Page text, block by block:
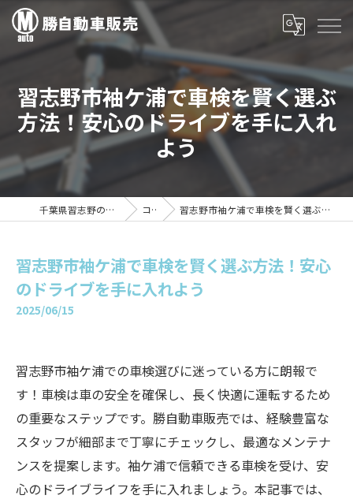
習志野市袖ケ浦で車検を賢く選ぶ
方法！安心のドライブを手に入れ
よう
千葉県習志野の車検は勝自動車販売 コラム 習志野市袖ケ浦で車検を賢く選ぶ方法！安心のドライブを手に入れよう
習志野市袖ケ浦で車検を賢く選ぶ方法！安心
のドライブを手に入れよう
2025/06/15
習志野市袖ケ浦での車検選びに迷っている方に朗報で
す！車検は車の安全を確保し、長く快適に運転するため
の重要なステップです。勝自動車販売では、経験豊富な
スタッフが細部まで丁寧にチェックし、最適なメンテナ
ンスを提案します。袖ケ浦で信頼できる車検を受け、安
心のドライブライフを手に入れましょう。本記事では、